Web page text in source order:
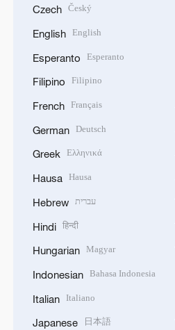
Czech Český
English English
Esperanto Esperanto
Filipino Filipino
French Français
German Deutsch
Greek Ελληνικά
Hausa Hausa
Hebrew עברית
Hindi हिन्दी
Hungarian Magyar
Indonesian Bahasa Indonesia
Italian Italiano
Japanese 日本語